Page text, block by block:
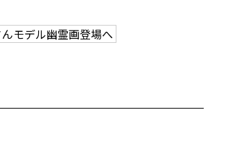
モデル幽霊画登場へ